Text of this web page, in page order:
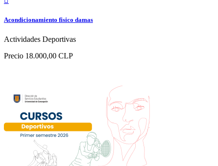
Acondicionamiento fisico damas
Actividades Deportivas
Precio 18.000,00 CLP